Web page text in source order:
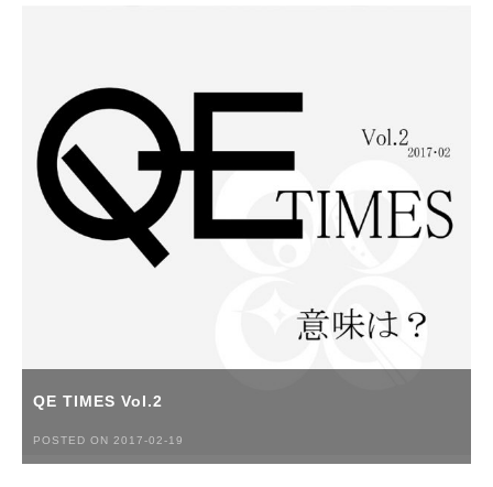
QE TIMES Vol.2
POSTED ON 2017-02-19